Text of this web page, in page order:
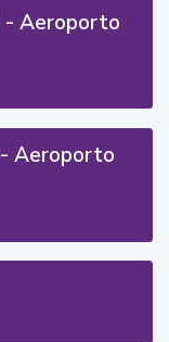
- Aeroporto
Aeroporto